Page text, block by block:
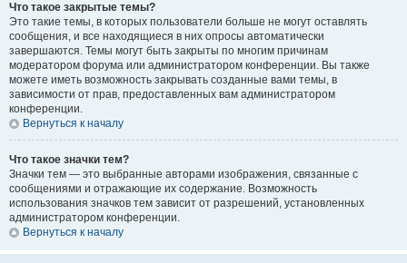
Что такое закрытые темы?
Это такие темы, в которых пользователи больше не могут оставлять
сообщения, и все находящиеся в них опросы автоматически
завершаются. Темы могут быть закрыты по многим причинам
модератором форума или администратором конференции. Вы также
можете иметь возможность закрывать созданные вами темы, в
зависимости от прав, предоставленных вам администратором
конференции.
Вернуться к началу
Что такое значки тем?
Значки тем — это выбранные авторами изображения, связанные с
сообщениями и отражающие их содержание. Возможность
использования значков тем зависит от разрешений, установленных
администратором конференции.
Вернуться к началу